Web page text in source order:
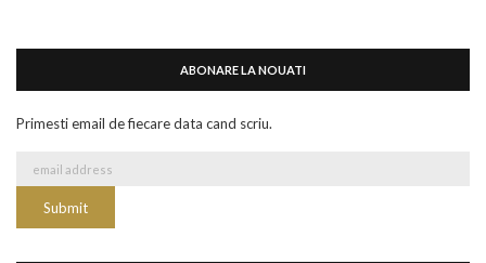
ABONARE LA NOUATI
Primesti email de fiecare data cand scriu.